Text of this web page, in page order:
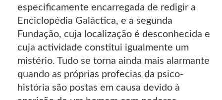
especificamente encarregada de redigir a
Enciclopédia Galáctica, e a segunda
Fundação, cuja localização é desconhecida e
cuja actividade constitui igualmente um
mistério. Tudo se torna ainda mais alarmante
quando as próprias profecias da psico-
história são postas em causa devido à